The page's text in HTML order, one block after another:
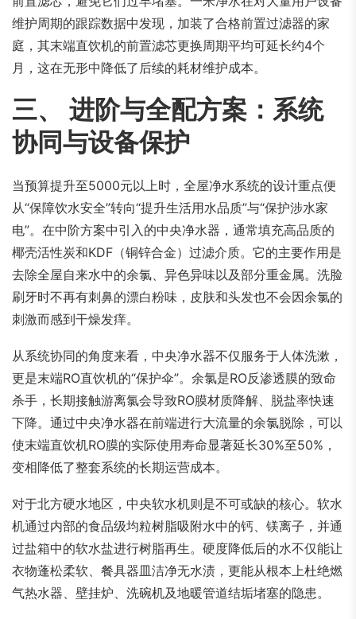
维护周期的跟踪数据中发现，加装了合格前置过滤器的家
庭，其末端直饮机的前置滤芯更换周期平均可延长约4个
月，这在无形中降低了后续的耗材维护成本。
三、 进阶与全配方案：系统
协同与设备保护
当预算提升至5000元以上时，全屋净水系统的设计重点便
从“保障饮水安全”转向“提升生活用水品质”与“保护涉水家
电”。在中阶方案中引入的中央净水器，通常填充高品质的
椰壳活性炭和KDF（铜锌合金）过滤介质。它的主要作用是
去除全屋自来水中的余氯、异色异味以及部分重金属。洗脸
刷牙时不再有刺鼻的漂白粉味，皮肤和头发也不会因余氯的
刺激而感到干燥发痒。
从系统协同的角度来看，中央净水器不仅服务于人体洗漱，
更是末端RO直饮机的“保护伞”。余氯是RO反渗透膜的致命
杀手，长期接触游离氯会导致RO膜材质降解、脱盐率快速
下降。通过中央净水器在前端进行大流量的余氯脱除，可以
使末端直饮机RO膜的实际使用寿命显著延长30%至50%，
变相降低了整套系统的长期运营成本。
对于北方硬水地区，中央软水机则是不可或缺的核心。软水
机通过内部的食品级均粒树脂吸附水中的钙、镁离子，并通
过盐箱中的软水盐进行树脂再生。硬度降低后的水不仅能让
衣物蓬松柔软、餐具器皿洁净无水渍，更能从根本上杜绝燃
气热水器、壁挂炉、洗碗机及地暖管道结垢堵塞的隐患。